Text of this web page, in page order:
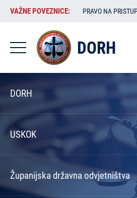
Skoči
sadržaj
VAŽNE
POVEZNICE:
VAŽNE POVEZNICE: PRAVO NA
DORH
Izbornik
na
naslovnoj
DORH
USKOK
Županijska državna odvjetništva